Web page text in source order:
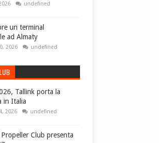
undefined
un terminal
ad Almaty
2026 undefined
Tallink porta la
in Italia
2026 undefined
Club presenta